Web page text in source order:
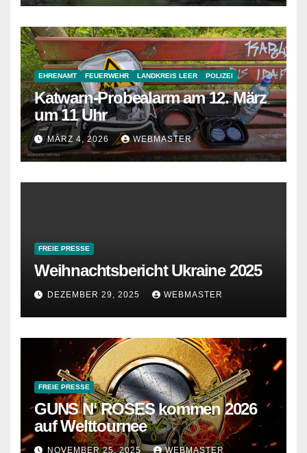
EHRENAMT FEUERWEHR LANDKREIS LEER POLIZEI
Katwarn-Probealarm am 12. März
um 11 Uhr
MÄRZ 4, 2026 WEBMASTER
FREIE PRESSE
Weihnachtsbericht Ukraine 2025
DEZEMBER 29, 2025 WEBMASTER
FREIE PRESSE
GUNS N‘ ROSES kommen 2026
auf Welttournee
NOVEMBER 25, 2025 WEBMASTER